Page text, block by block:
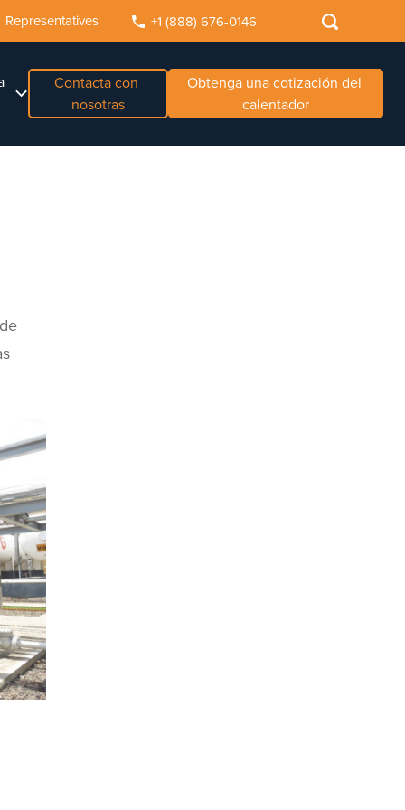
Representatives +1 (888) 676-0146
Contacta con
nosotras
Obtenga una cotización del
calentador